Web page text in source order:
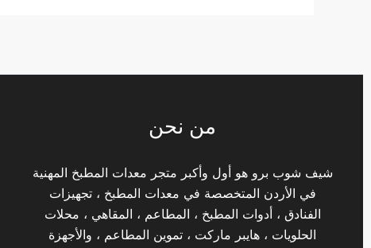
من نحن
شيف شوب برو هو أول وأكبر متجر معدات المطبخ المهنية
في الأردن المتخصصة في معدات المطبخ ، تجهيزات
الفنادق ، أدوات المطبخ ، المطاعم ، المقاهي ، محلات
الحلويات ، هايبر ماركت ، تموين المطاعم ، والأجهزة